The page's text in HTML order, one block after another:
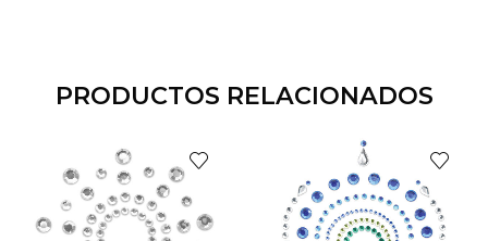
PRODUCTOS RELACIONADOS